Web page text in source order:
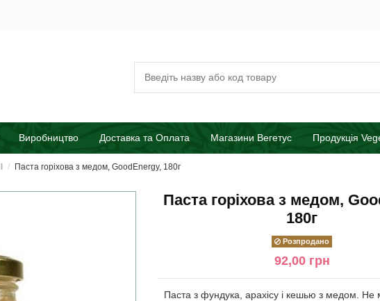
Виробництво Доставка та Оплата Магазини Вегетус Продукція
Паста горіхова з медом, GoodEnergy, 180г
Паста горіхова з медом,
180г
Розпродано
92,00 грн
Паста з фундука, арахісу і кешью з медом. Не